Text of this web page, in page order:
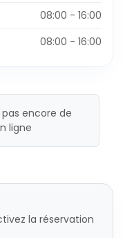
08:00 - 16:00
08:00 - 16:00
encore de
ligne
la réservation